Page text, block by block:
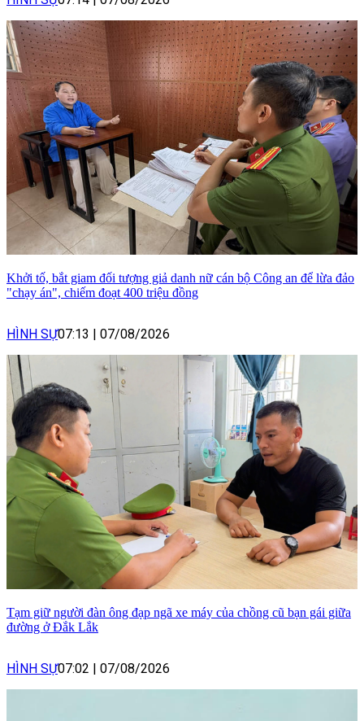
Khởi tố, bắt giam đối tượng giả danh nữ cán bộ Công an để lừa đảo
"chạy án", chiếm đoạt 400 triệu đồng
HÌNH SỰ07:13 07/08/2026
Tạm giữ người đàn ông đạp ngã xe máy của chồng cũ bạn gái giữa
đường ở Đắk Lắk
HÌNH SỰ07:02 07/08/2026